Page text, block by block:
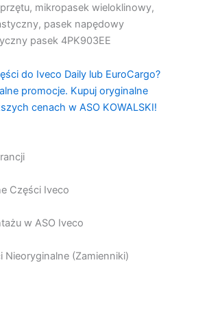
mikropasek wieloklinowy,
pasek napędowy
pasek 4PK903EE
Części Iveco
w ASO Iveco
Nieoryginalne (Zamienniki)